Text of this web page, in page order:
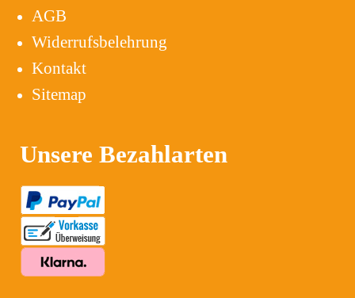
AGB
Widerrufsbelehrung
Kontakt
Sitemap
Unsere Bezahlarten